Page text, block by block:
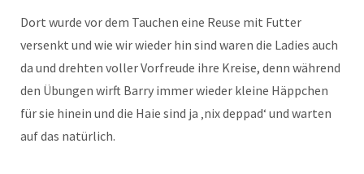
Dort wurde vor dem Tauchen eine Reuse mit Futter
versenkt und wie wir wieder hin sind waren die Ladies auch
da und drehten voller Vorfreude ihre Kreise, denn während
den Übungen wirft Barry immer wieder kleine Häppchen
für sie hinein und die Haie sind ja ‚nix deppad‘ und warten
auf das natürlich.